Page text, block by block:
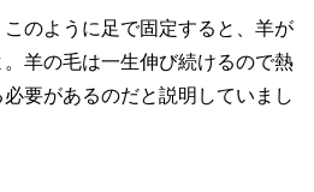
のように足で固定すると、羊が
羊の毛は一生伸び続けるので熱
要があるのだと説明していまし